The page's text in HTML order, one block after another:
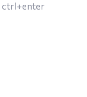
ctrl+enter